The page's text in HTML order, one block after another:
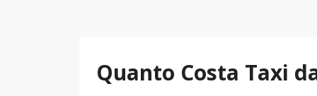
Quanto Costa Taxi